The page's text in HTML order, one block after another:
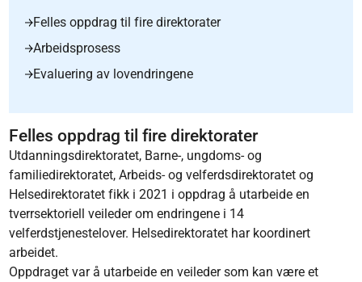
Felles oppdrag til fire direktorater
Arbeidsprosess
Evaluering av lovendringene
Felles oppdrag til fire direktorater
Utdanningsdirektoratet, Barne-, ungdoms- og
familiedirektoratet, Arbeids- og velferdsdirektoratet og
Helsedirektoratet fikk i 2021 i oppdrag å utarbeide en
tverrsektoriell veileder om endringene i 14
velferdstjenestelover. Helsedirektoratet har koordinert
arbeidet.
Oppdraget var å utarbeide en veileder som kan være et